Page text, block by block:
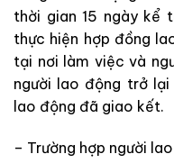
thời gian 15 ngày kể
thực hiện hợp đồng
tại nơi làm việc và
người lao động trở
lao động đã giao kết.
– Trường hợp người